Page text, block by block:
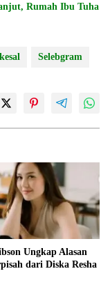
Rumah Ibu Tuha
kesal Selebgram
Ungkap Alasan
dari Diska Resha